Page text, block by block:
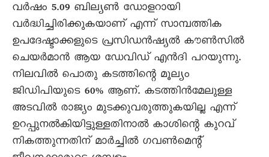
വർഷം 5.09 ബില്യൺ ഡോളറായി
വർദ്ധിച്ചിരിക്കുകയാണ് എന്ന് സാമ്പത്തിക
ഉപദേഷ്ടാക്കളുടെ പ്രസിഡൻഷ്യൽ കൗൺസിൽ
ചെയർമാൻ ആയ ഡേവിഡ് എൻദി പറയുന്നു.
നിലവിൽ പൊതു കടത്തിന്റെ മൂല്യം
ജിഡിപിയുടെ 60% ആണ്. കടത്തിൻമേലുള്ള
അടവിൽ രാജ്യം മുടക്കുവരുത്തുകയില്ല എന്ന്
ഉറപ്പുനൽകിയിട്ടുള്ളതിനാൽ കാശിന്റെ കുറവ്
നികത്തുന്നതിന് മാർച്ചിൽ ഗവൺമെന്റ്